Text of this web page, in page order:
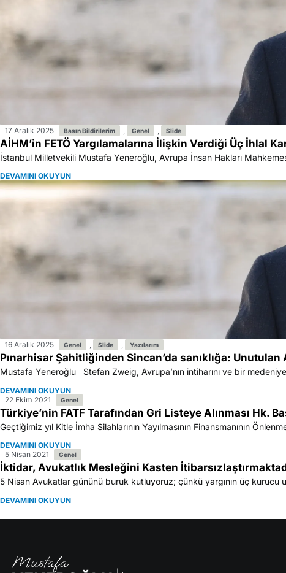
17 Aralık 2025 Basın Bildirilerim Genel Slide
AİHM’in FETÖ Yargılamalarına İlişkin Verdiği Üç İhlal
İstanbul Milletvekili Mustafa Yeneroğlu, Avrupa İnsan Hakları
DEVAMINI OKUYUN
16 Aralık 2025 Genel , Slide , Yazılarım
Pınarhisar Şahitliğinden Sincan’da sanıklığa:
Mustafa Yeneroğlu Stefan Zweig, Avrupa’nın intiharını ve bir
DEVAMINI OKUYUN
22 Ekim 2021
Genel
Türkiye’nin FATF Tarafından Gri Listeye Alınması Hk.
Geçtiğimiz yıl Kitle İmha Silahlarının Yayılmasının Finansmanının
DEVAMINI OKUYUN
5 Nisan 2021
Genel
İktidar, Avukatlık Mesleğini Kasten
5 Nisan Avukatlar gününü buruk kutluyoruz; çünkü yargının üç kurucu
DEVAMINI OKUYUN